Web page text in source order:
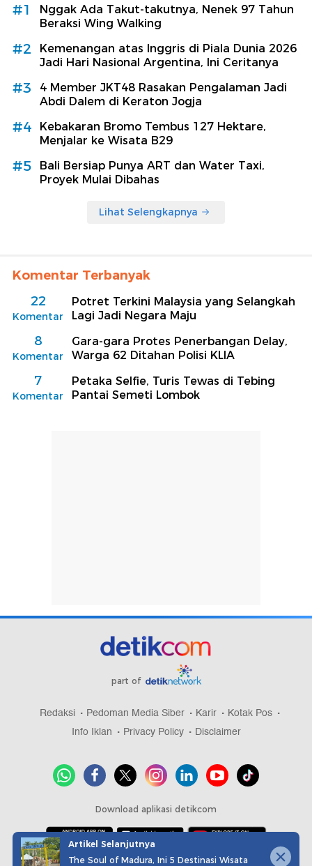
#1
Nggak Ada Takut-takutnya, Nenek 97 Tahun
Beraksi Wing Walking
#2
Kemenangan atas Inggris di Piala Dunia 2026
Jadi Hari Nasional Argentina, Ini Ceritanya
#3
4 Member JKT48 Rasakan Pengalaman Jadi
Abdi Dalem di Keraton Jogja
#4
Kebakaran Bromo Tembus 127 Hektare,
Menjalar ke Wisata B29
#5
Bali Bersiap Punya ART dan Water Taxi,
Proyek Mulai Dibahas
Lihat Selengkapnya
Komentar Terbanyak
22
Komentar
Potret Terkini Malaysia yang Selangkah
Lagi Jadi Negara Maju
8
Komentar
Gara-gara Protes Penerbangan Delay,
Warga 62 Ditahan Polisi KLIA
7
Komentar
Petaka Selfie, Turis Tewas di Tebing
Pantai Semeti Lombok
part of
Redaksi Pedoman Media Siber Karir
Kotak Pos
Info Iklan
Privacy Policy Disclaimer
Download aplikasi detikcom
Artikel Selanjutnya
The Soul of Madura, Ini 5 Destinasi Wisata